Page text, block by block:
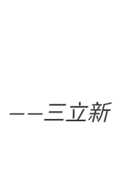
——三立新